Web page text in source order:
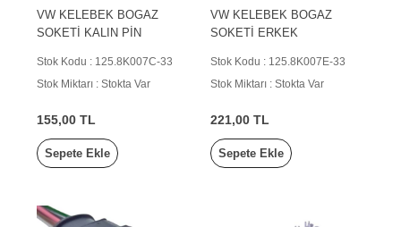
VW KELEBEK BOGAZ
SOKETİ KALIN PİN
Stok Kodu : 125.8K007C-33
Stok Miktarı : Stokta Var
155,00 TL
Sepete Ekle
VW KELEBEK BOGAZ
SOKETİ ERKEK
Stok Kodu : 125.8K007E-33
Stok Miktarı : Stokta Var
221,00 TL
Sepete Ekle